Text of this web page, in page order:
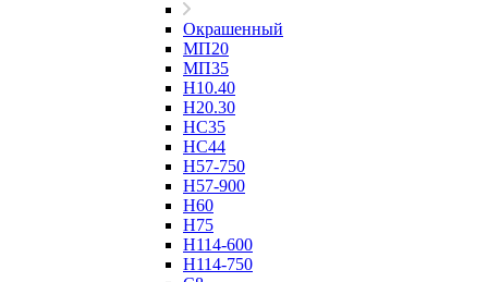
Окрашенный
МП20
МП35
Н10.40
Н20.30
НС35
НС44
Н57-750
Н57-900
Н60
Н75
Н114-600
Н114-750